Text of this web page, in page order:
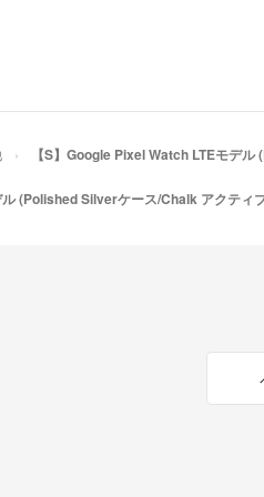
い合わせフォームよりお問い合わせ
※こちらのアカウントはラクマ公式パ
https://fril.jp/ts/official/law/mct/
【S】Google Pixel Watch LTEモデ
ル (Polished Silverケース/Chalk アクティ